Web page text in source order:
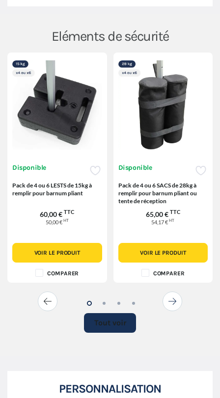
Eléments de sécurité
Disponible
Pack de 4 ou 6 LESTS de 15kg à
remplir pour barnum pliant
60,00 € TTC
50,00 € HT
VOIR LE PRODUIT
COMPARER
Disponible
Pack de 4 ou 6 SACS de 28kg à
remplir pour barnum pliant ou
tente de réception
65,00 € TTC
54,17 €HT
VOIR LE PRODUIT
COMPARER
Tout voir
PERSONNALISATION